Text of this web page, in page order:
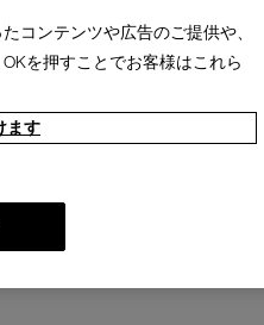
コンテンツや広告のご提供や、
を押すことでお客様はこれら
ます